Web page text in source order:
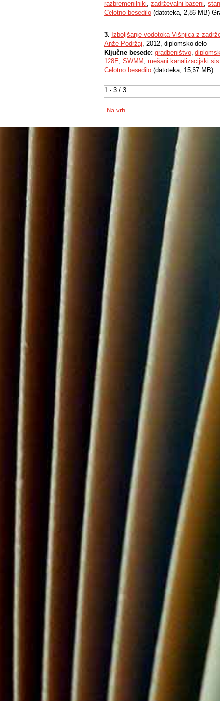
1 - 3 / 3
razbremenilniki, zadrževalni bazeni,
Celotno besedilo (datoteka, 2,86 MB)
3. Izboljšanje vodotoka Višnjica z
Anže Podržaj, 2012, diplomsko delo
Ključne besede: gradbeništvo,
128E, SWMM , mešani kanalizacijski
Celotno besedilo (datoteka, 15,67 MB)
Na vrh